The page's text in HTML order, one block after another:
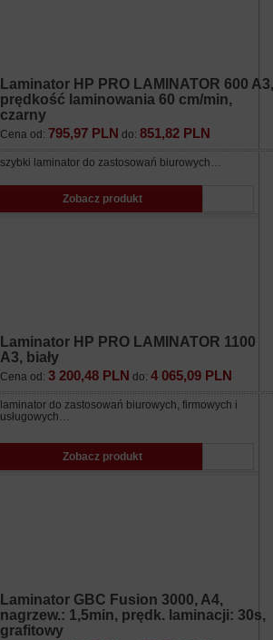
Laminator HP PRO LAMINATOR 600 A3,
prędkość laminowania 60 cm/min,
czarny
Cena od: 795,97 PLN do: 851,82 PLN
szybki laminator do zastosowań biurowych…
Zobacz produkt
Laminator HP PRO LAMINATOR 1100
A3, biały
Cena od: 3 200,48 PLN do: 4 065,09 PLN
laminator do zastosowań biurowych, firmowych i
usługowych…
Zobacz produkt
Laminator GBC Fusion 3000, A4,
nagrzew.: 1,5min, prędk. laminacji: 30s,
grafitowy